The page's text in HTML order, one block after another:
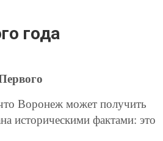
года
Воронеж может получить
историческими фактами: это